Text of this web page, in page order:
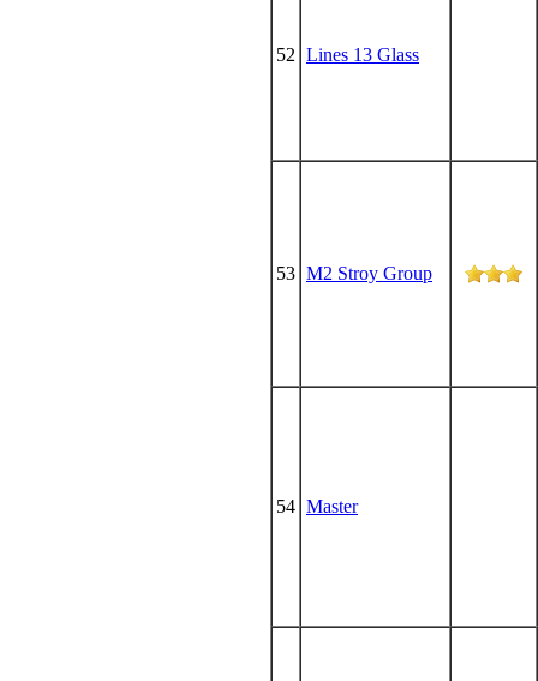
52 Lines 13 Glass
53 M2 Stroy Group
54 Master